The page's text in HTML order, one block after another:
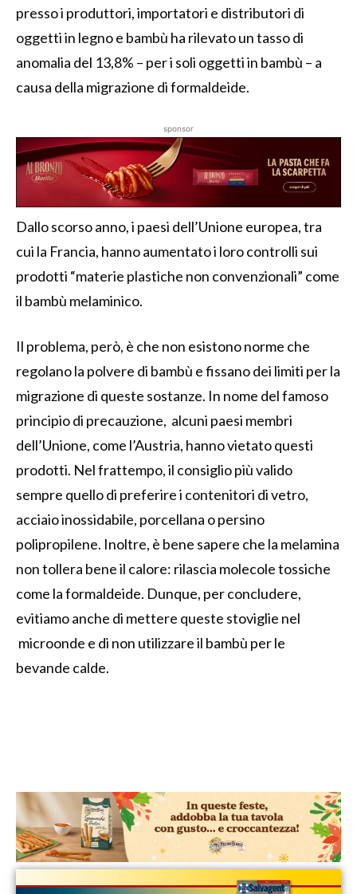
presso i produttori, importatori e distributori di
oggetti in legno e bambù ha rilevato un tasso di
anomalia del 13,8% – per i soli oggetti in bambù – a
causa della migrazione di formaldeide.
sponsor
Dallo scorso anno, i paesi dell’Unione europea, tra
cui la Francia, hanno aumentato i loro controlli sui
prodotti “materie plastiche non convenzionali” come
il bambù melaminico.
Il problema, però, è che non esistono norme che
regolano la polvere di bambù e fissano dei limiti per la
migrazione di queste sostanze. In nome del famoso
principio di precauzione, alcuni paesi membri
dell’Unione, come l’Austria, hanno vietato questi
prodotti. Nel frattempo, il consiglio più valido
sempre quello di preferire i contenitori di vetro,
acciaio inossidabile, porcellana o persino
polipropilene. Inoltre, è bene sapere che la melamina
non tollera bene il calore: rilascia molecole tossiche
come la formaldeide. Dunque, per concludere,
evitiamo anche di mettere queste stoviglie nel
microonde e di non utilizzare il bambù per le
bevande calde.